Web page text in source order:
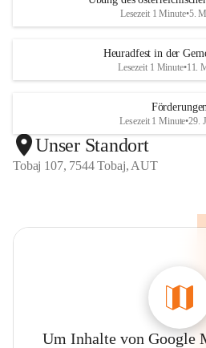
Lesezeit 1 Minute•5.
Heuradfest in der
Lesezeit 1 Minute•11.
Lesezeit 1 Minute•29.
Unser Standort
Tobaj 107, 7544 Tobaj, AUT
Um Inhalte von Google